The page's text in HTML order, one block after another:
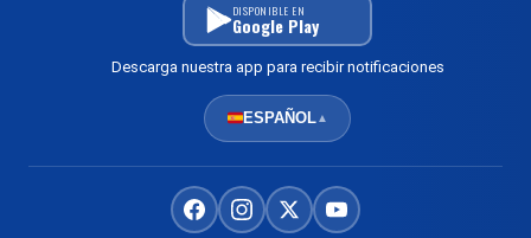
DISPONIBLE EN
Google Play
Descarga nuestra app para recibir notificaciones
ESPAÑOL▲